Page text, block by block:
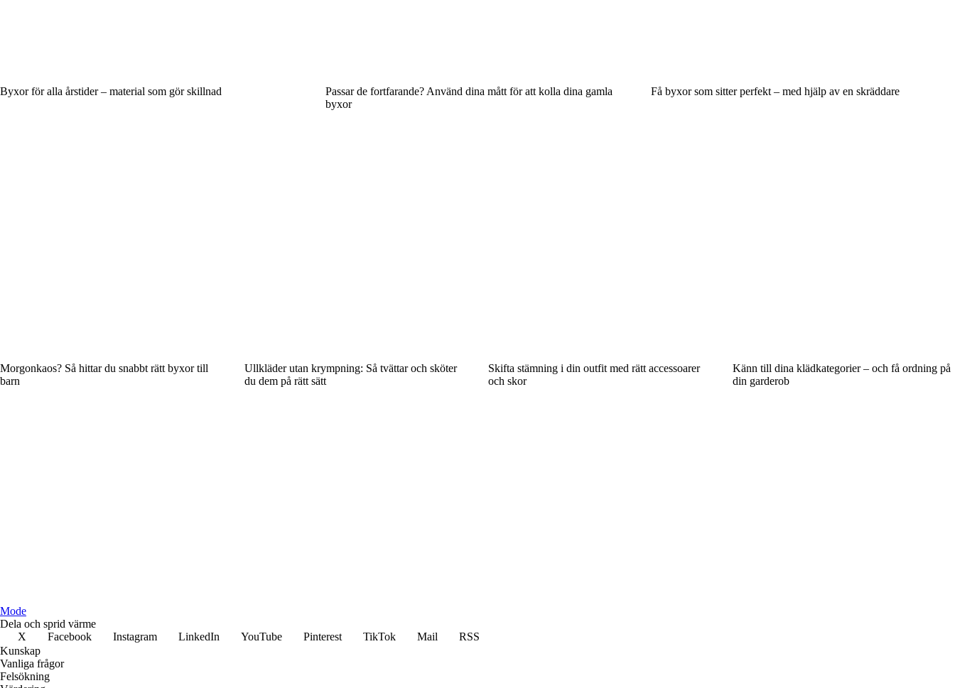
Byxor för alla årstider – material som gör skillnad
Passar de fortfarande? Använd dina mått för att kolla dina gamla
byxor
Få byxor som sitter perfekt – med hjälp av en skräddare
Morgonkaos? Så hittar du snabbt rätt byxor till
barn
Ullkläder utan krympning: Så tvättar och sköter
du dem på rätt sätt
Skifta stämning i din outfit med rätt accessoarer
och skor
Känn till dina klädkategorier – och få ordning på
din garderob
Mode
Dela och sprid värme
X
Facebook Instagram LinkedIn YouTube Pinterest TikTok Mail
RSS
Kunskap
Vanliga frågor
Felsökning